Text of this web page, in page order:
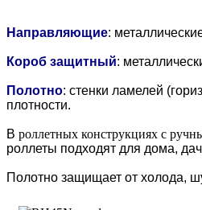
Направляющие:
Короб защитный:
Полотно: стенки ламелей
плотности.
В роллетных конструкциях с
роллеты подходят для дома,
Полотно защищает от холода,